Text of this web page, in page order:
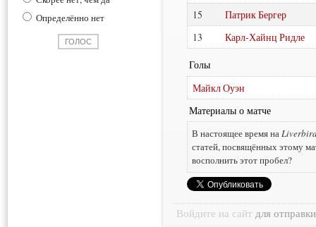
Определённо нет
15
Патрик Бергер
13
Карл-Хайнц Ридле
Голы
Майкл Оуэн
Материалы о матче
В настоящее время на
статей, посвящённых этому
восполнить этот пробел?
Войдите на сайт для